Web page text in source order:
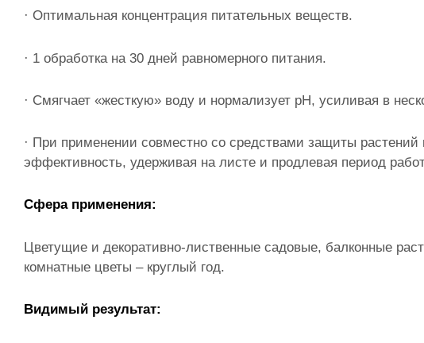
· Оптимальная концентрация питательных веществ.
· 1 обработка на 30 дней равномерного питания.
· Смягчает «жесткую» воду и нормализует pH, усиливая в
· При применении совместно со средствами защиты
эффективность, удерживая на листе и продлевая период
Сфера применения:
Цветущие и декоративно-лиственные садовые, балконные
комнатные цветы – круглый год.
Видимый результат: